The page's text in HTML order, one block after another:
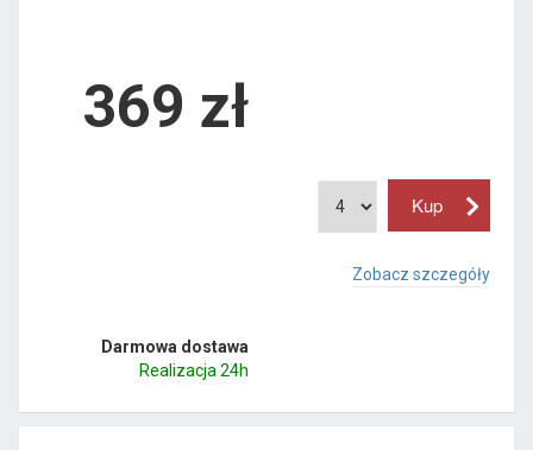
369 zł
Zobacz szczegóły
Darmowa dostawa
Realizacja 24h